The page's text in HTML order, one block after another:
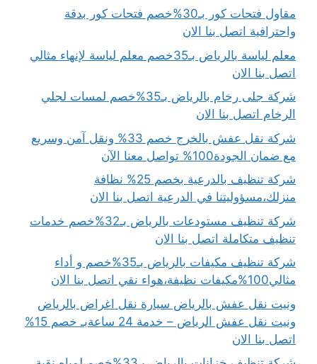
مقاول فتحات كور بـ30%خصم فتحات كور بدقة
واحترافية اتصل بنا الان
معلم لياسة بالرياض بـ35خصم معلم لياسة لإنهاء مثالي
اتصل بنا الان
شركة جلى رخام بالرياض بـ35%خصم لمسات لجلي
الرخام اتصل بنا الان
شركة نقل عفش بالخرج خصم 33% ونقل آمن وسريع
مع ضمان الجودة100% تواصل معنا الآن
شركة تنظيف بالدرعية بخصم 25% نظافة
منزلك،مسؤوليتنا في الدرعية اتصل بنا الان
شركة تنظيف مستودعات بالرياض بـ32%خصم خدمات
تنظيف متكاملة اتصل بنا الان
شركة تنظيف مكيفات بالرياض بـ35%خصم و أداء
مثالي100%مكيفات نظيفة،هواء نقي اتصل بنا الان
ونيت نقل عفش بالرياض سيارة نقل اغراض بالرياض
ونيت نقل عفش الرياض – خدمة 24 ساعةبـ خصم 15%
اتصل بنا الان